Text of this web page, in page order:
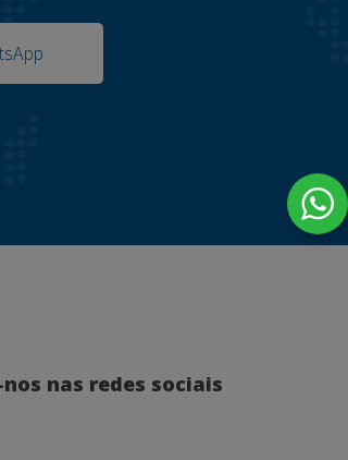
nos nas redes sociais